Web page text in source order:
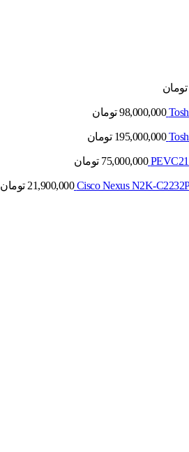
تومان
98,000,000 تومان
195,000,000 تومان
75,000,000 تومان
21,900,000 تومان